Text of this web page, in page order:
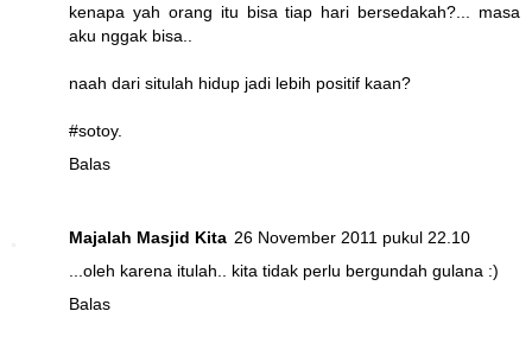
kenapa yah orang itu bisa tiap hari bersedakah?... masa
aku nggak bisa..
naah dari situlah hidup jadi lebih positif kaan?
#sotoy.
Balas
Majalah Masjid Kita 26 November 2011 pukul 22.10
...oleh karena itulah.. kita tidak perlu bergundah gulana :)
Balas